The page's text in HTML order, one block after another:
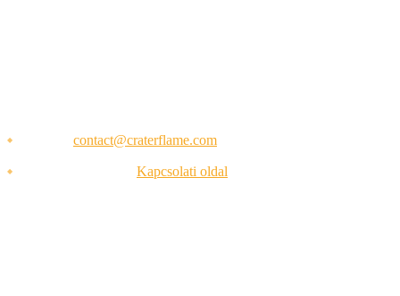
contact@craterflame.com
Kapcsolati oldal